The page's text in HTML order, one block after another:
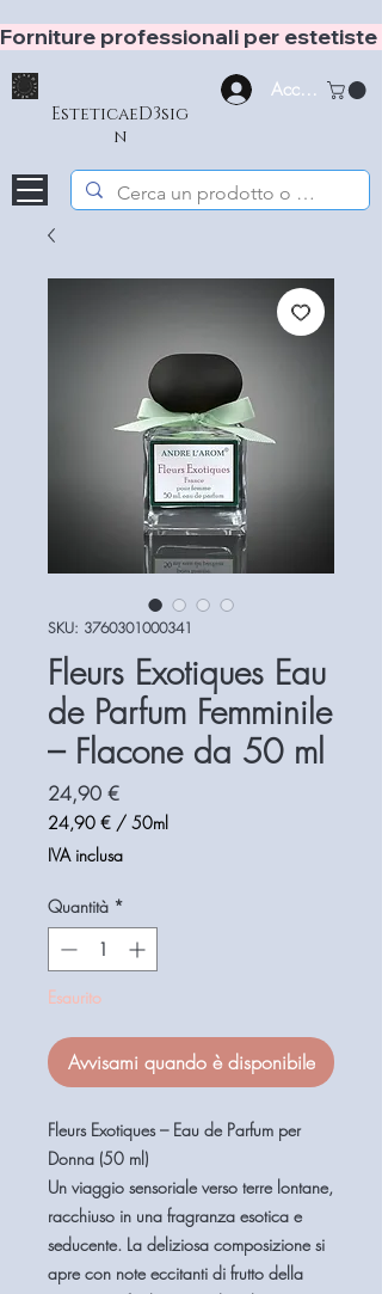
Forniture professionali per
EsteticaeD3sig
n
Accedi
SKU: 3760301000341
Fleurs Exotiques Eau
de Parfum Femminile
– Flacone da 50 ml
24,90 €Prezzo
24,90 € / 50ml
24,90 €
ogni
Millilitri
IVA inclusa
Quantità *
Esaurito
Avvisami quando è disponibile
Fleurs Exotiques – Eau de Parfum per
Donna (50 ml)
Un viaggio sensoriale verso terre lontane,
racchiuso in una fragranza esotica e
seducente. La deliziosa composizione si
apre con note eccitanti di frutto della